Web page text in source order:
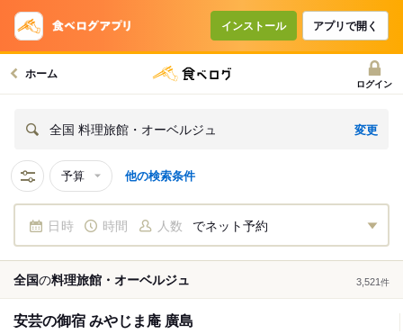
インストール アプリで開く
ホーム
ログイン
全国 料理旅館・オーベルジュ 変更
予算 他の検索条件
日時 時間 人数 でネット予約
全国の料理旅館・オーベルジュ 3,521 件
安芸の御宿 みやじま庵 廣島